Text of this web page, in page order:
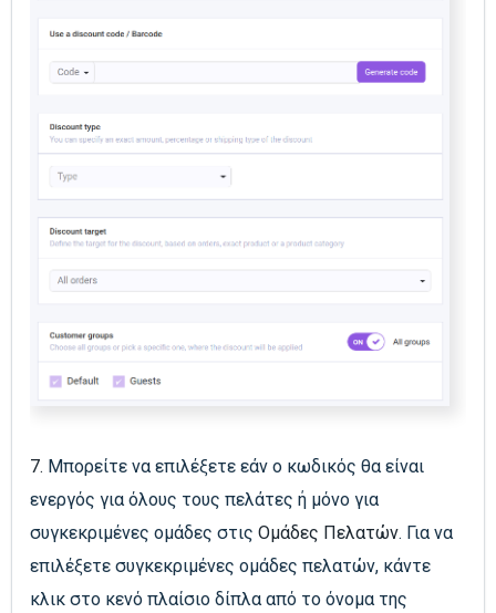
7. Μπορείτε να επιλέξετε εάν ο κωδικός θα είναι
ενεργός για όλους τους πελάτες ή μόνο για
συγκεκριμένες ομάδες στις Ομάδες Πελατών. Για να
επιλέξετε συγκεκριμένες ομάδες πελατών, κάντε
κλικ στο κενό πλαίσιο δίπλα από το όνομα της